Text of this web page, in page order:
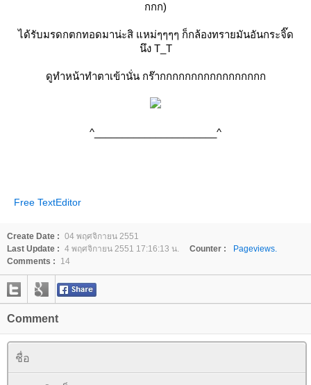
กกก)
ได้รับมรดกตกทอดมาน่ะสิ แหม่ๆๆๆๆ ก็กล้องทรายมันอันกระจิ๊ด
นึง T_T
ดูทำหน้าทำตาเข้านั่น กร๊ากกกกกกกกกกกกกกกกก
^______________________^
Free TextEditor
Create Date : 04 พฤศจิกายน 2551
Last Update : 4 พฤศจิกายน 2551 17:16:13 น. Counter :
Pageviews.
Comments :
14
Comment